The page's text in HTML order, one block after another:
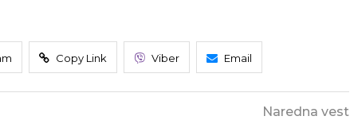
Copy Link Viber Email
Naredna vest